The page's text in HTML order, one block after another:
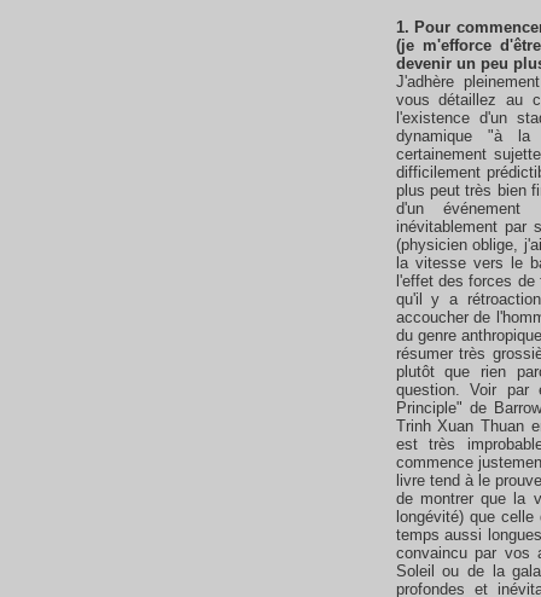
1. Pour
(je m'efforce
devenir un peu
J'adhère
vous détaillez au
l'existence d'un
dynamique "à la
certainement
difficilement
plus peut très bien
d'un événement
inévitablement par
(physicien oblige,
la vitesse vers le
l'effet des forces
qu'il y a
accoucher de
du genre
résumer très
plutôt que rien
question. Voir par
Principle" de
Trinh Xuan Thuan
est très
commence
livre tend à le
de montrer que la
longévité) que
temps aussi
convaincu par vos
Soleil ou de la
profondes et